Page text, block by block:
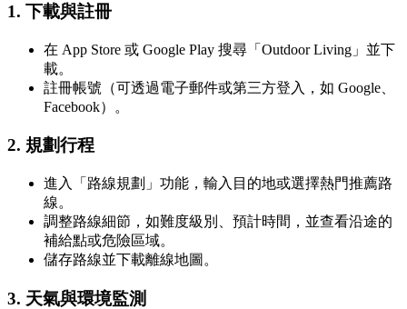
1. 下載與註冊
在 App Store 或 Google Play 搜尋「Outdoor Living」並下
載。
註冊帳號（可透過電子郵件或第三方登入，如 Google、
Facebook）。
2. 規劃行程
進入「路線規劃」功能，輸入目的地或選擇熱門推薦路
線。
調整路線細節，如難度級別、預計時間，並查看沿途的
補給點或危險區域。
儲存路線並下載離線地圖。
3. 天氣與環境監測